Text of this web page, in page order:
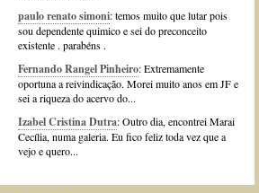
paulo renato simoni: temos muito que lutar pois
sou dependente quimico e sei do preconceito
existente . parabéns .
Fernando Rangel Pinheiro: Extremamente
oportuna a reivindicação. Morei muito anos em JF e
sei a riqueza do acervo do...
Izabel Cristina Dutra: Outro dia, encontrei Marai
Cecília, numa galeria. Eu fico feliz toda vez que a
vejo e quero...